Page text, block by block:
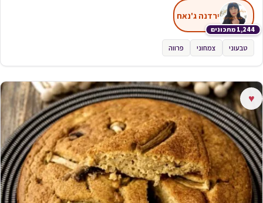
1,244 מתכונים
ירדנה ג'נאח
טבעוני צמחוני פרווה
♥